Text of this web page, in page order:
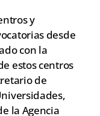
y
desde
con la
estos centros
de
la Agencia